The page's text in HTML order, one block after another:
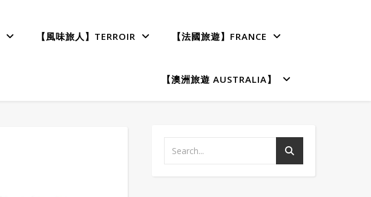
【風味旅人】TERROIR 【法國旅遊】FRANCE
【澳洲旅遊 AUSTRALIA】